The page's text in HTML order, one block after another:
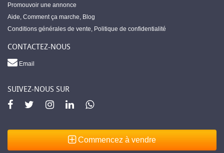
Promouvoir une annonce
Aide, Comment ça marche, Blog
Conditions générales de vente, Politique de confidentialité
CONTACTEZ-NOUS
Email
SUIVEZ-NOUS SUR
Commencez à vendre